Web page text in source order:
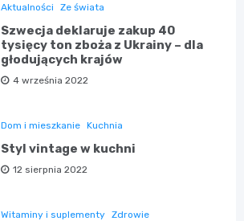
Aktualności Ze świata
Szwecja deklaruje zakup 40
tysięcy ton zboża z Ukrainy – dla
głodujących krajów
4 września 2022
Dom i mieszkanie Kuchnia
Styl vintage w kuchni
12 sierpnia 2022
Witaminy i suplementy Zdrowie